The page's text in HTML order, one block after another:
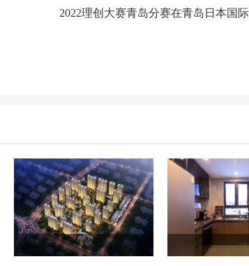
2022理创大赛青岛分赛在青岛日本国